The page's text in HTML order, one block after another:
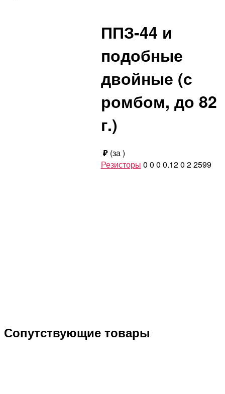
ППЗ-44 и
подобные
двойные (с
ромбом, до 82
г.)
₽ (за)
Резисторы 0 0 0 0.120 22599
Сопутствующие товары